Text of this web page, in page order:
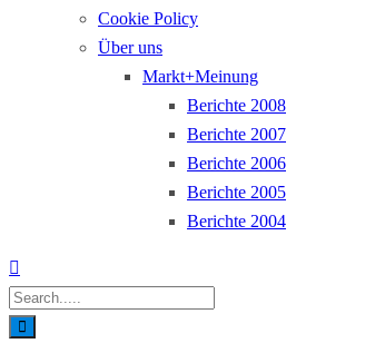
Cookie Policy
Über uns
Markt+Meinung
Berichte 2008
Berichte 2007
Berichte 2006
Berichte 2005
Berichte 2004